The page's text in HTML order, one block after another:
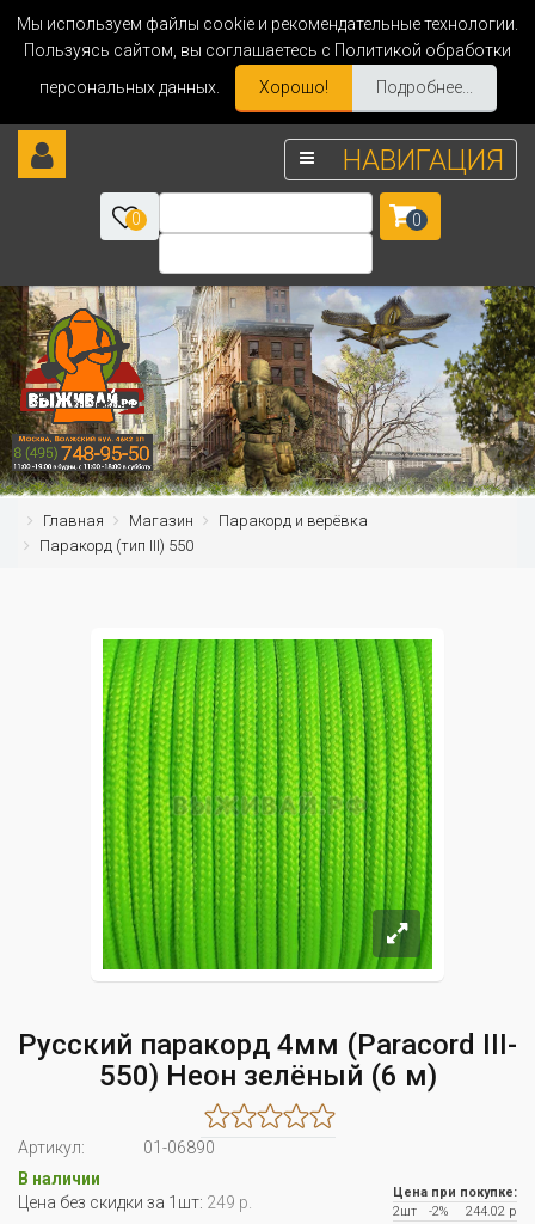
Мы используем файлы cookie и рекомендательные технологии.
Пользуясь сайтом, вы соглашаетесь с Политикой обработки
персональных данных.
Хорошо! Подробнее...
НАВИГАЦИЯ
0 0
Главная Магазин
Паракорд и верёвка
Паракорд (тип III) 550
Русский паракорд 4мм (Paracord III-
550) Неон зелёный (6 м)
Артикул:
01-06890
В наличии
Цена без скидки за 1шт: 249 р.
Цена при покупке:
2шт
-2%
244.02 р